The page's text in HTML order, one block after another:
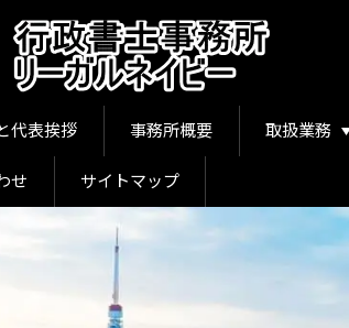
代表挨拶 事務所概要 取扱業務
せ サイトマップ